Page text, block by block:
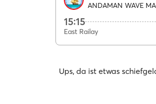
ANDAMAN WAVE
15:15
East Railay
Ups, da ist etwas